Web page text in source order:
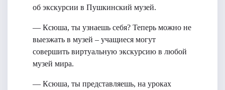
об экскурсии в Пушкинский музей.
— Ксюша, ты узнаешь себя? Теперь можно не
выезжать в музей – учащиеся могут
совершить виртуальную экскурсию в любой
музей мира.
— Ксюша, ты представляешь, на уроках